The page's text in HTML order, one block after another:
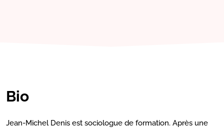
Bio
Jean-Michel Denis est sociologue de formation. Après une